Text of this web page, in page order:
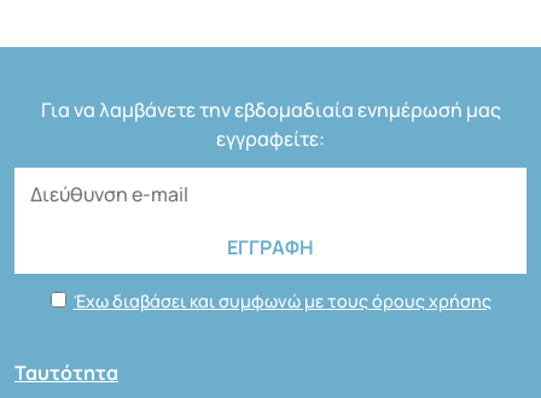
Για να λαμβάνετε την εβδομαδιαία ενημέρωσή μας
εγγραφείτε:
Έχω διαβάσει και συμφωνώ με τους όρους χρήσης
Ταυτότητα